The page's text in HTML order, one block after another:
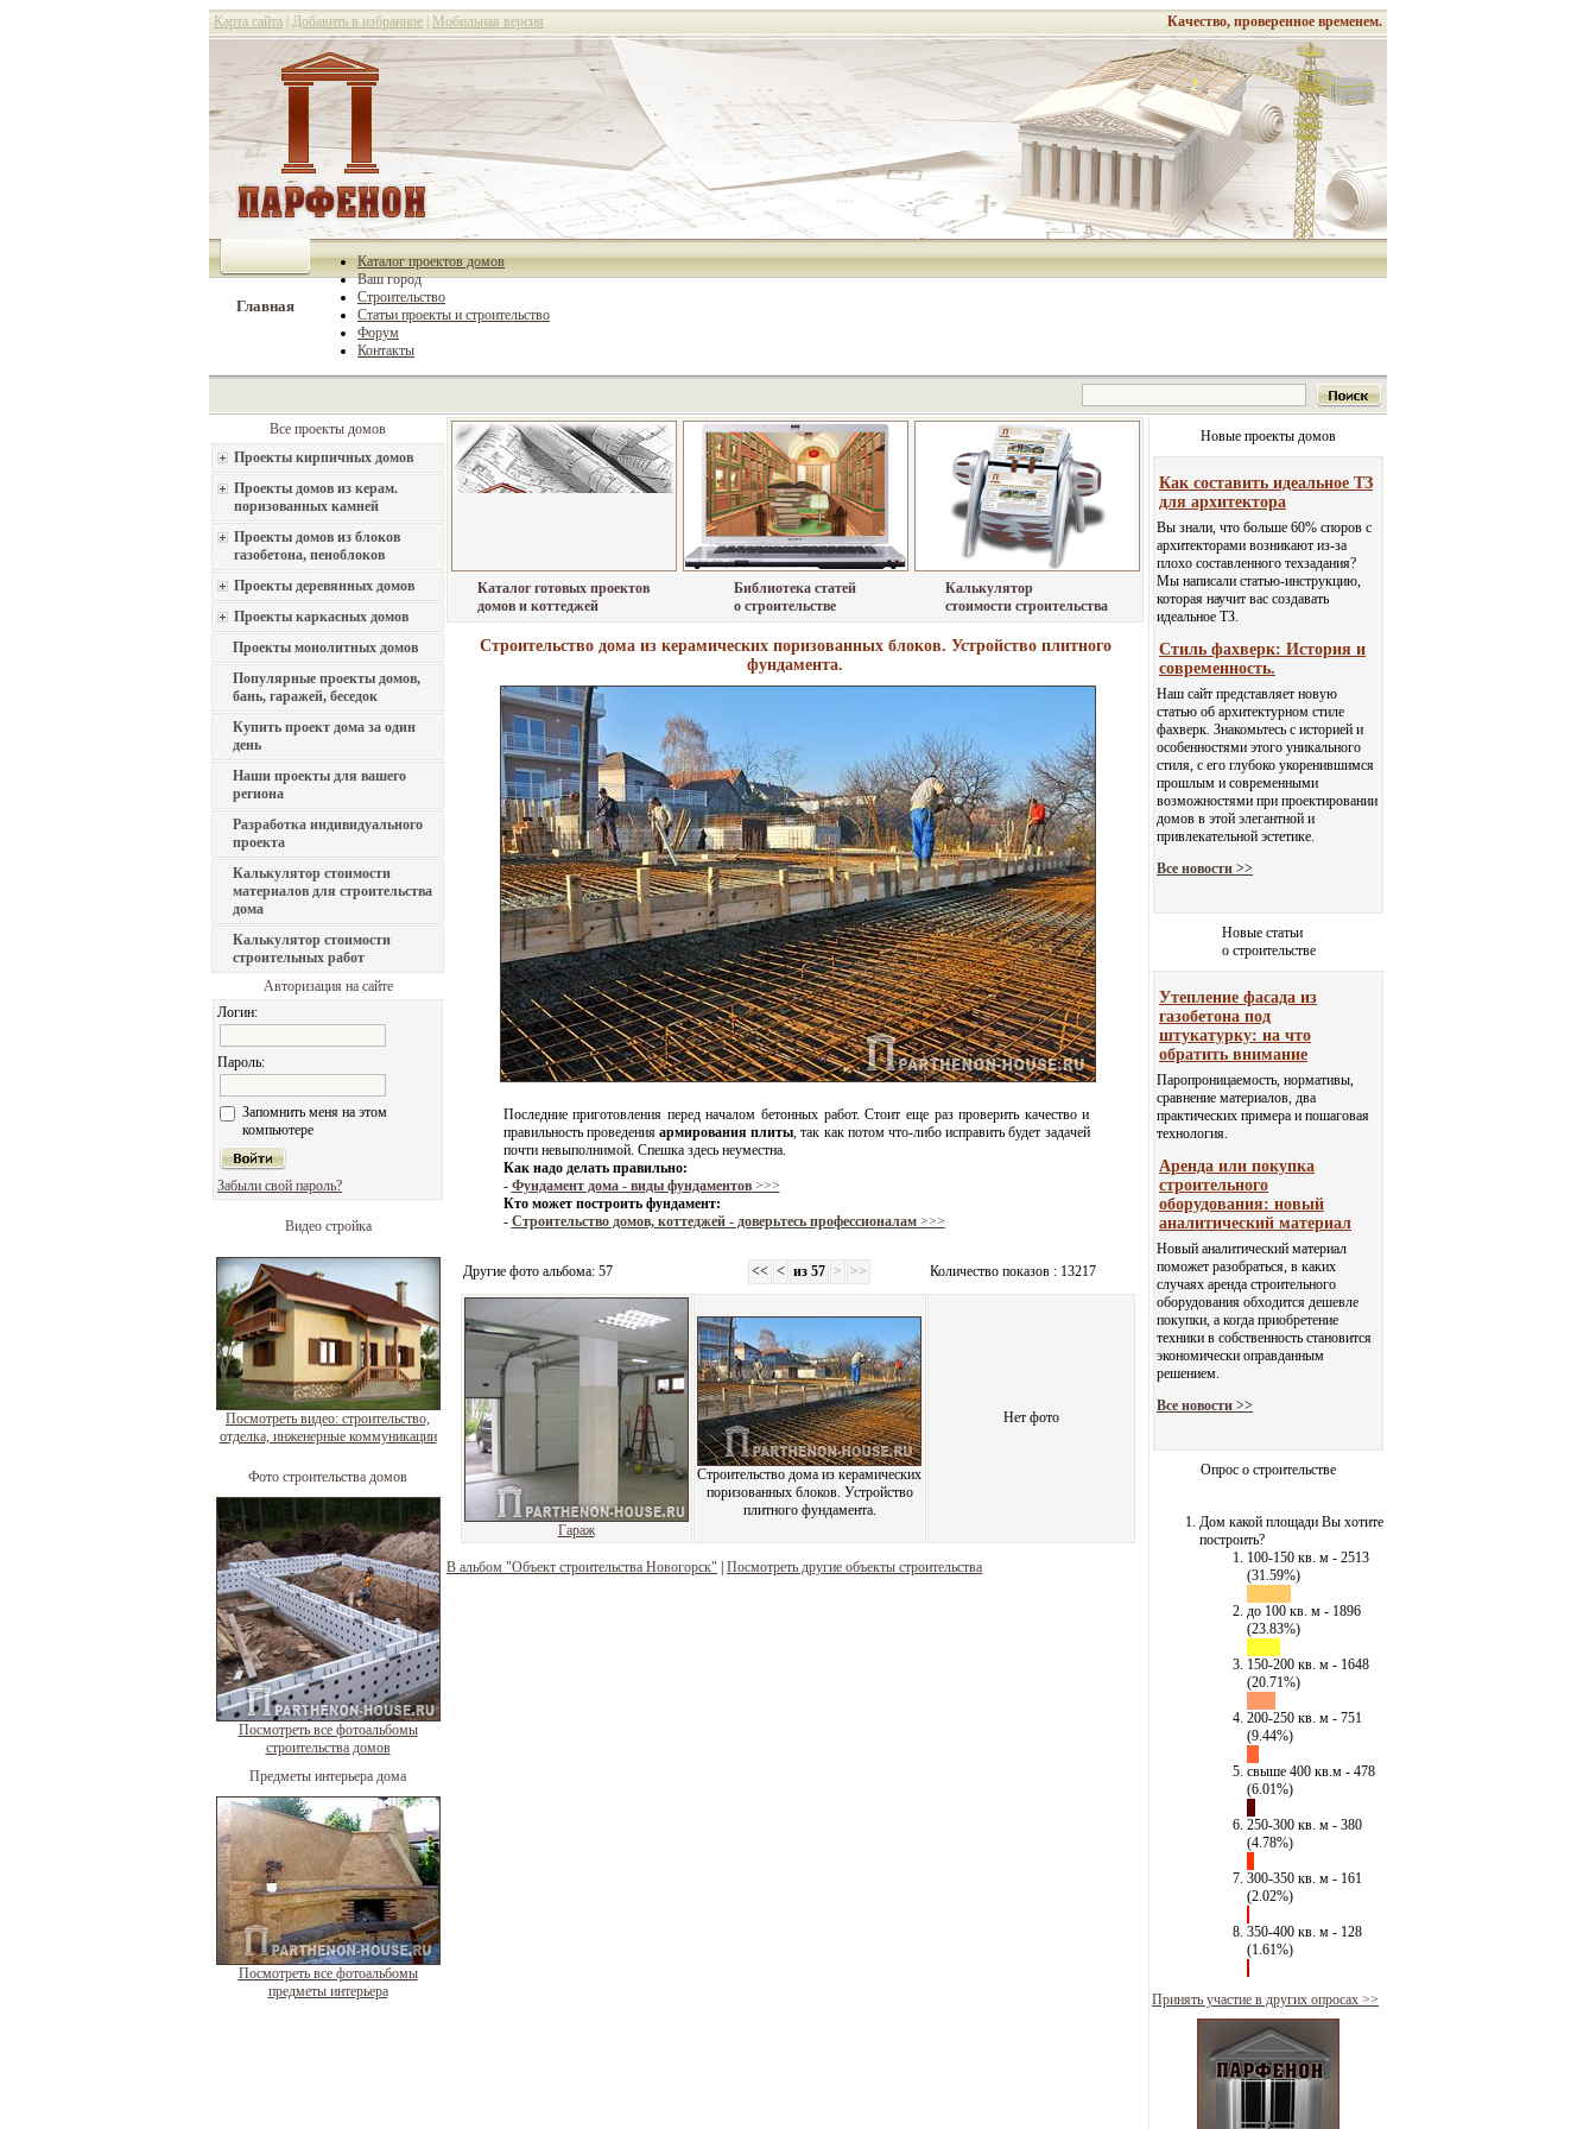
Карта сайта Добавить в избранное Мобильная версия Качество, проверенное временем.
Главная
Каталог проектов домов
Ваш город
Строительство
Статьи проекты и строительство
Форум
Контакты
Все проекты домов
Проекты кирпичных домов
Проекты домов из керам.
поризованных камней
Проекты домов из блоков
газобетона, пеноблоков
Проекты деревянных домов
Проекты каркасных домов
Проекты монолитных домов
Популярные проекты домов,
бань, гаражей, беседок
Купить проект дома за один
день
Наши проекты для вашего
региона
Разработка индивидуального
проекта
Калькулятор стоимости
материалов для строительства
дома
Калькулятор стоимости
строительных работ
Авторизация на сайте
Логин:
Пароль:
Запомнить меня на этом
компьютере
Забыли свой пароль?
Видео стройка
Посмотреть видео: строительство,
отделка, инженерные коммуникации
Фото строительства домов
Посмотреть все фотоальбомы
строительства домов
Предметы интерьера дома
Посмотреть все фотоальбомы
предметы интерьера
Каталог готовых проектов
домов и коттеджей
Библиотека статей
о строительстве
Калькулятор
стоимости строительства
Строительство дома из керамических поризованных блоков. Устройство плитного
фундамента.
Последние приготовления перед началом бетонных работ. Стоит еще раз проверить качество и
правильность проведения армирования плиты, так как потом что-либо исправить будет задачей
почти невыполнимой. Спешка здесь неуместна.
Как надо делать правильно:
- Фундамент дома - виды фундаментов>>>
Кто может построить фундамент:
- Строительство домов, коттеджей - доверьтесь профессионалам>>>
Другие фото альбома: 57 << < из 57 > >> Количество показов : 13217
Гараж
Строительство дома из керамических
поризованных блоков. Устройство
плитного фундамента.
Нет фото
В альбом "Объект строительства Новогорск" Посмотреть другие объекты строительства
Новые проекты домов
Как составить идеальное ТЗ
для архитектора
Вы знали, что больше 60% споров с
архитекторами возникают из-за
плохо составленного техзадания?
Мы написали статью-инструкцию,
которая научит вас создавать
идеальное ТЗ.
Стиль фахверк: История и
современность.
Наш сайт представляет новую
статью об архитектурном стиле
фахверк. Знакомьтесь с историей и
особенностями этого уникального
стиля, с его глубоко укоренившимся
прошлым и современными
возможностями при проектировании
домов в этой элегантной и
привлекательной эстетике.
Все новости >>
Новые статьи
о строительстве
Утепление фасада из
газобетона под
штукатурку: на что
обратить внимание
Паропроницаемость, нормативы,
сравнение материалов, два
практических примера и пошаговая
технология.
Аренда или покупка
строительного
оборудования: новый
аналитический материал
Новый аналитический материал
поможет разобраться, в каких
случаях аренда строительного
оборудования обходится дешевле
покупки, а когда приобретение
техники в собственность становится
экономически оправданным
решением.
Все новости >>
Опрос о строительстве
Дом какой площади Вы хотите
построить?
100-150 кв. м - 2513
(31.59%)
до 100 кв. м - 1896
(23.83%)
150-200 кв. м - 1648
(20.71%)
200-250 кв. м - 751
(9.44%)
свыше 400 кв.м - 478
(6.01%)
250-300 кв. м - 380
(4.78%)
300-350 кв. м - 161
(2.02%)
350-400 кв. м - 128
(1.61%)
Принять участие в других опросах >>